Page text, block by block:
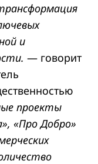
и
— говорит
проекты
«Про Добро»